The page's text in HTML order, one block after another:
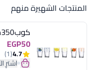
المنتجات الشهيرة منهم
كوب350مللى ورد هيريفين
EGP50
4.7
(1)
اشترِ